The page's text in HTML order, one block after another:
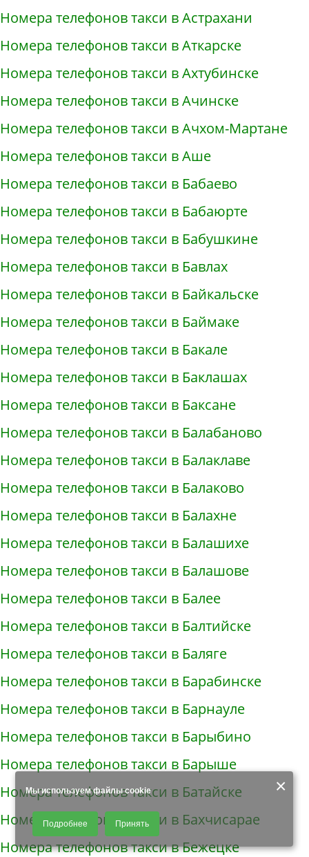
×
Мы используем файлы cookie
Продолжая использовать наш сайт, Вы даете согласие на обработку
файлов - COOKIES, пользовательских данных (файлы-cookies, IP-адрес,
данные об идентификаторе браузера, дата и время осуществления
доступа к сайту, история поисковых запросов) для сбора аналитической и
Подробнее Принять
Номера телефонов такси в Астрахани
Номера телефонов такси в Аткарске
Номера телефонов такси в Ахтубинске
Номера телефонов такси в Ачинске
Номера телефонов такси в Ачхом-Мартане
Номера телефонов такси в Аше
Номера телефонов такси в Бабаево
Номера телефонов такси в Бабаюрте
Номера телефонов такси в Бабушкине
Номера телефонов такси в Бавлах
Номера телефонов такси в Байкальске
Номера телефонов такси в Баймаке
Номера телефонов такси в Бакале
Номера телефонов такси в Баклашах
Номера телефонов такси в Баксане
Номера телефонов такси в Балабаново
Номера телефонов такси в Балаклаве
Номера телефонов такси в Балаково
Номера телефонов такси в Балахне
Номера телефонов такси в Балашихе
Номера телефонов такси в Балашове
Номера телефонов такси в Балее
Номера телефонов такси в Балтийске
Номера телефонов такси в Баляге
Номера телефонов такси в Барабинске
Номера телефонов такси в Барнауле
Номера телефонов такси в Барыбино
Номера телефонов такси в Барыше
Номера телефонов такси в Батайске
Номера телефонов такси в Бахчисарае
Номера телефонов такси в Бежецке